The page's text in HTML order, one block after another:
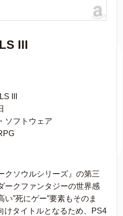
III
III
ソフトウェア
クソウルシリーズ』の第三
ークファンタジーの世界感
”死にゲー”要素もそのま
けタイトルとなるため、PS4